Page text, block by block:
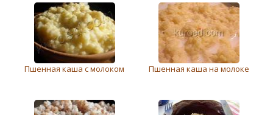
Пшенная каша с молоком Пшенная каша на молоке